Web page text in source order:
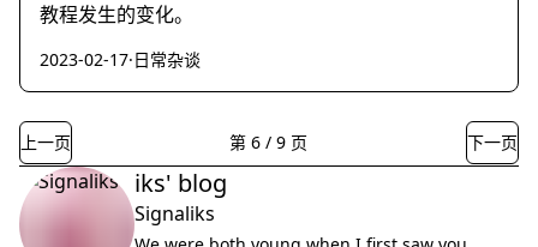
教程发生的变化。
2023-02-17·日常杂谈
上一页 第6 /9 页 下一页
iks' blog
Signaliks